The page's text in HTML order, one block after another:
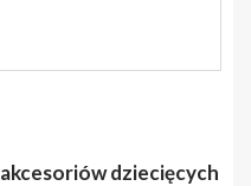
dziecięcych